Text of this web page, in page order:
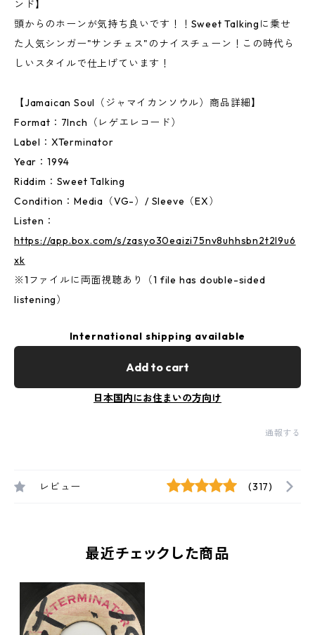
ンド】
頭からのホーンが気持ち良いです！！Sweet Talkingに乗せ
た人気シンガー"サンチェス"のナイスチューン！この時代ら
しいスタイルで仕上げています！
【Jamaican Soul（ジャマイカンソウル）商品詳細】
Format：7Inch（レゲエレコード）
Label：XTerminator
Year：1994
Riddim：Sweet Talking
Condition：Media（VG-）/ Sleeve（EX）
Listen：
https://app.box.com/s/zasyo30eaizi75nv8uhhsbn2t2l9u6
xk
※1ファイルに両面視聴あり（1 file has double-sided
listening）
International shipping available
Add to cart
日本国内にお住まいの方向け
通報する
レビュー (317)
最近チェックした商品